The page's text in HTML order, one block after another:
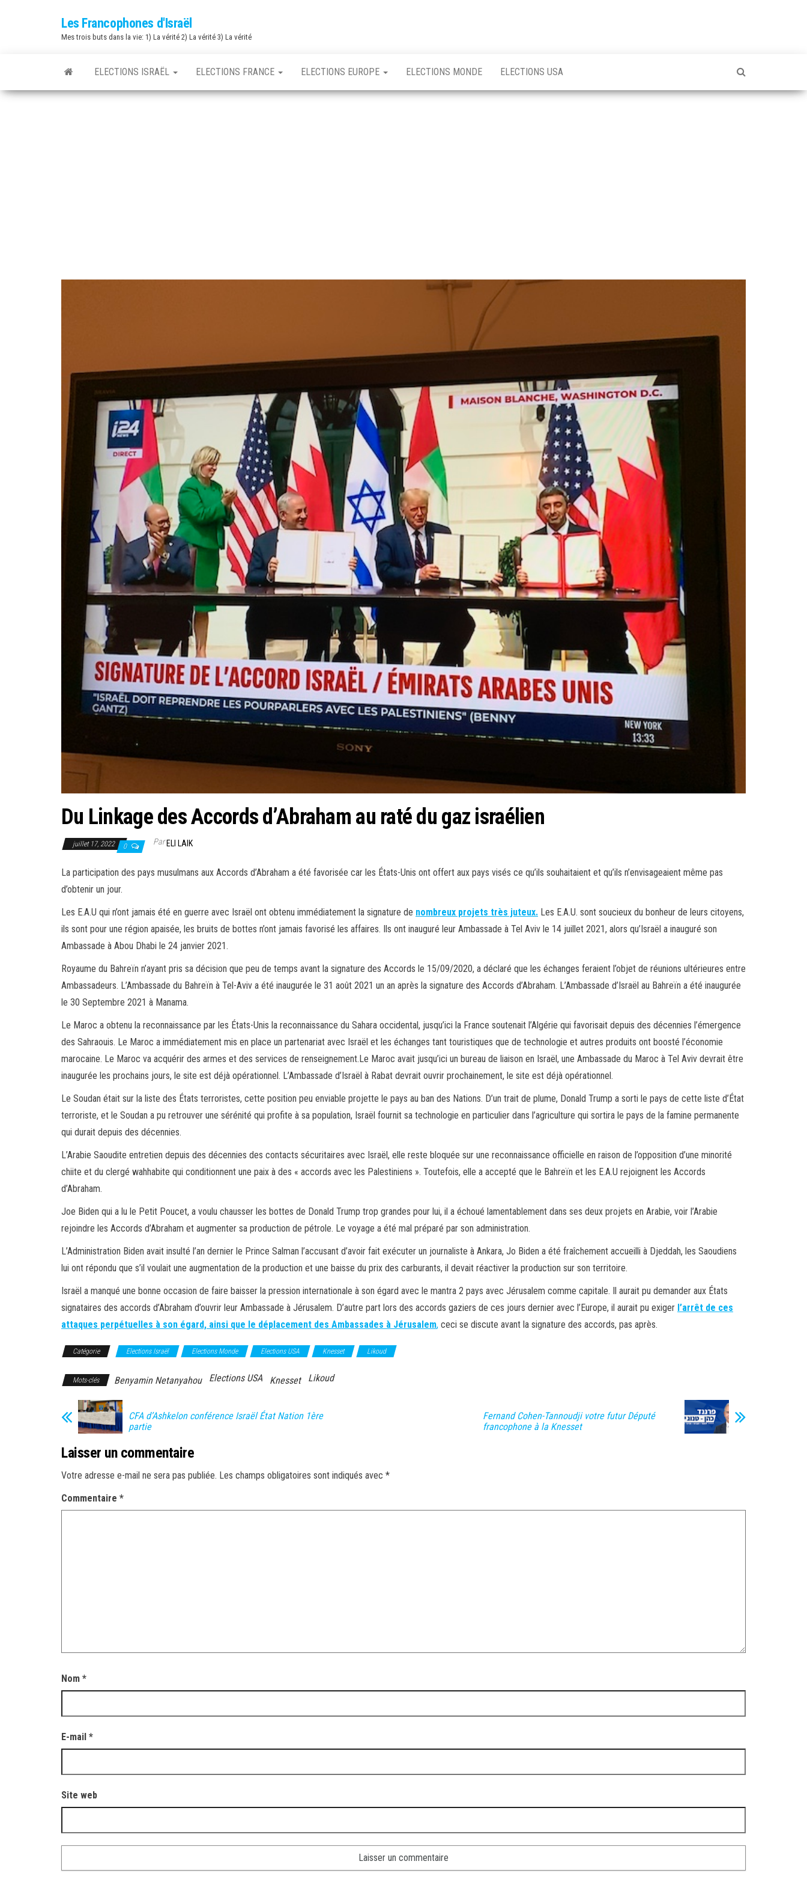
Les Francophones d'Israël
Mes trois buts dans la vie: 1) La vérité 2) La vérité 3) La vérité
ELECTIONS ISRAËL ELECTIONS FRANCE ELECTIONS EUROPE ELECTIONS MONDE ELECTIONS USA
Du Linkage des Accords d’Abraham au raté du gaz israélien
juillet 17, 2022 0 ParELI LAIK
La participation des pays musulmans aux Accords d’Abraham a été favorisée car les États-Unis ont offert aux pays visés ce qu’ils souhaitaient et qu’ils n’envisageaient même pas
d’obtenir un jour.
Les E.A.U qui n’ont jamais été en guerre avec Israël ont obtenu immédiatement la signature de nombreux projets très juteux. Les E.A.U. sont soucieux du bonheur de leurs citoyens,
ils sont pour une région apaisée, les bruits de bottes n’ont jamais favorisé les affaires. Ils ont inauguré leur Ambassade à Tel Aviv le 14 juillet 2021, alors qu’Israël a inauguré son
Ambassade à Abou Dhabi le 24 janvier 2021.
Royaume du Bahreïn n’ayant pris sa décision que peu de temps avant la signature des Accords le 15/09/2020, a déclaré que les échanges feraient l’objet de réunions ultérieures entre
Ambassadeurs. L’Ambassade du Bahreïn à Tel-Aviv a été inaugurée le 31 août 2021 un an après la signature des Accords d’Abraham. L’Ambassade d’Israël au Bahreïn a été inaugurée
le 30 Septembre 2021 à Manama.
Le Maroc a obtenu la reconnaissance par les États-Unis la reconnaissance du Sahara occidental, jusqu’ici la France soutenait l’Algérie qui favorisait depuis des décennies l’émergence
des Sahraouis. Le Maroc a immédiatement mis en place un partenariat avec Israël et les échanges tant touristiques que de technologie et autres produits ont boosté l’économie
marocaine. Le Maroc va acquérir des armes et des services de renseignement.Le Maroc avait jusqu’ici un bureau de liaison en Israël, une Ambassade du Maroc à Tel Aviv devrait être
inaugurée les prochains jours, le site est déjà opérationnel. L’Ambassade d’Israël à Rabat devrait ouvrir prochainement, le site est déjà opérationnel.
Le Soudan était sur la liste des États terroristes, cette position peu enviable projette le pays au ban des Nations. D’un trait de plume, Donald Trump a sorti le pays de cette liste d’État
terroriste, et le Soudan a pu retrouver une sérénité qui profite à sa population, Israël fournit sa technologie en particulier dans l’agriculture qui sortira le pays de la famine permanente
qui durait depuis des décennies.
L’Arabie Saoudite entretien depuis des décennies des contacts sécuritaires avec Israël, elle reste bloquée sur une reconnaissance officielle en raison de l’opposition d’une minorité
chiite et du clergé wahhabite qui conditionnent une paix à des « accords avec les Palestiniens ». Toutefois, elle a accepté que le Bahreïn et les E.A.U rejoignent les Accords
d’Abraham.
Joe Biden qui a lu le Petit Poucet, a voulu chausser les bottes de Donald Trump trop grandes pour lui, il a échoué lamentablement dans ses deux projets en Arabie, voir l’Arabie
rejoindre les Accords d’Abraham et augmenter sa production de pétrole. Le voyage a été mal préparé par son administration.
L’Administration Biden avait insulté l’an dernier le Prince Salman l’accusant d’avoir fait exécuter un journaliste à Ankara, Jo Biden a été fraîchement accueilli à Djeddah, les Saoudiens
lui ont répondu que s’il voulait une augmentation de la production et une baisse du prix des carburants, il devait réactiver la production sur son territoire.
Israël a manqué une bonne occasion de faire baisser la pression internationale à son égard avec le mantra 2 pays avec Jérusalem comme capitale. Il aurait pu demander aux États
signataires des accords d’Abraham d’ouvrir leur Ambassade à Jérusalem. D’autre part lors des accords gaziers de ces jours dernier avec l’Europe, il aurait pu exiger l’arrêt de ces
attaques perpétuelles à son égard, ainsi que le déplacement des Ambassades à Jérusalem, ceci se discute avant la signature des accords, pas après.
Catégorie Elections Israël Elections Monde Elections USA Knesset Likoud
Mots-clés Benyamin Netanyahou Elections USA Knesset Likoud
CFA d’Ashkelon conférence Israël État Nation 1ère
partie
Fernand Cohen-Tannoudji votre futur Député
francophone à la Knesset
Laisser un commentaire
Votre adresse e-mail ne sera pas publiée. Les champs obligatoires sont indiqués avec *
Commentaire *
Nom *
E-mail *
Site web